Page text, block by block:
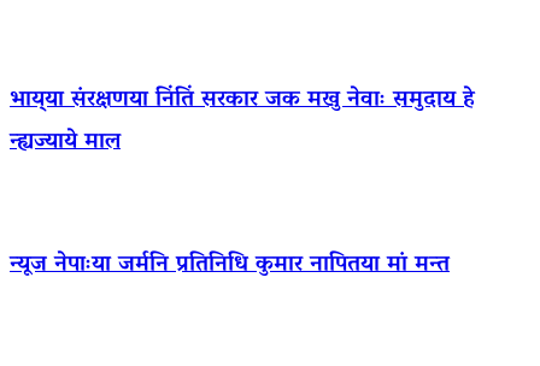
भाय्‌या संरक्षणया निंतिं सरकार जक मखु नेवाः समुदाय हे
न्ह्यज्याये माल
न्यूज नेपाःया जर्मनि प्रतिनिधि कुमार नापितया मां मन्त